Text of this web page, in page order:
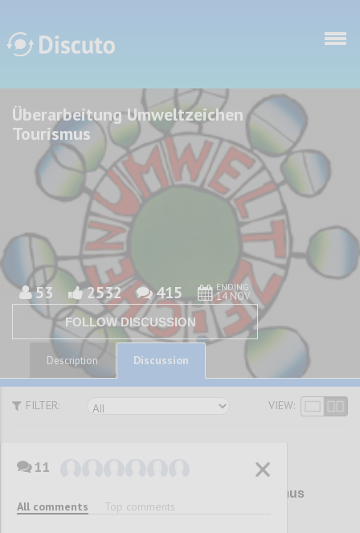
Discuto
Discuto
Überarbeitung Umweltzeichen
Tourismus
53 2532 415 ENDING
14 NOV
FOLLOW DISCUSSION
Description Discussion
FILTER: VIEW:
P1
Überarbeitung Umweltzeichen Tourismus
und Freizeitwirtschaft (UZ 200)
11
All comments Top comments